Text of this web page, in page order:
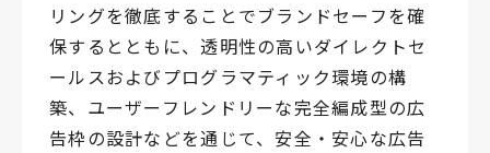
リングを徹底することでブランドセーフを確
保するとともに、透明性の高いダイレクトセ
ールスおよびプログラマティック環境の構
築、ユーザーフレンドリーな完全編成型の広
告枠の設計などを通じて、安全・安心な広告